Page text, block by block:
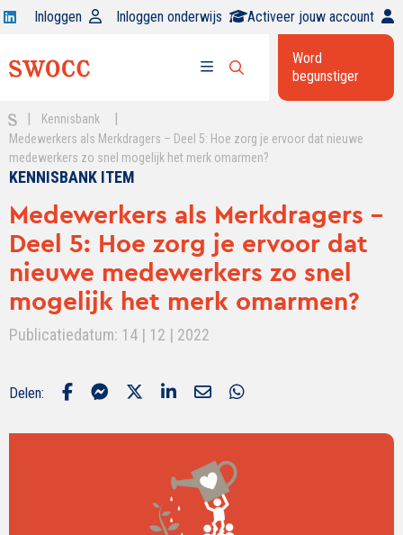
Open
op
Inloggen Inloggen onderwijs Activeer jouw account
Open
zoekbalk
Word
begunstiger
Kennisbank
Medewerkers als Merkdragers – Deel 5: Hoe zorg je ervoor dat nieuwe
medewerkers zo snel mogelijk het merk omarmen?
KENNISBANK ITEM
Medewerkers als Merkdragers -
Deel 5: Hoe zorg je ervoor dat
nieuwe medewerkers zo snel
mogelijk het merk omarmen?
Publicatiedatum: 14 | 12 | 2022
Delen: